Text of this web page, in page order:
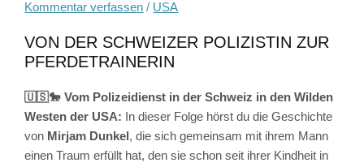
Kommentar verfassen / USA
VON DER SCHWEIZER POLIZISTIN ZUR
PFERDETRAINERIN
🇺🇸🐎 Vom Polizeidienst in der Schweiz in den Wilden
Westen der USA: In dieser Folge hörst du die Geschichte
von Mirjam Dunkel , die sich gemeinsam mit ihrem Mann
einen Traum erfüllt hat, den sie schon seit ihrer Kindheit in